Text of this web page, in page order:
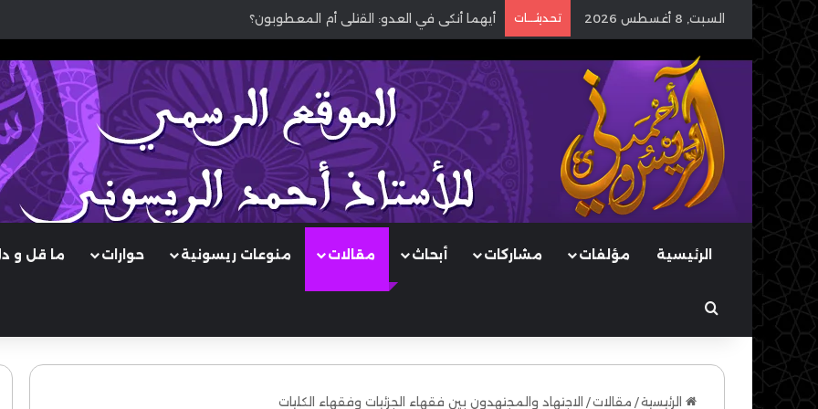
السبت, 8 أغسطس 2026 تحديثـــات أيهما أنكى في العدو: القتلى أم المعطوبون؟
الرئيسية مؤلفات مشاركات أبحاث مقالات منوعات ريسونية حوارات ما قل و
بحث عن
الرئيسية/ مقالات/ الاجتهاد والمجتهدون بين فقهاء الجزئيات وفقهاء الكليات